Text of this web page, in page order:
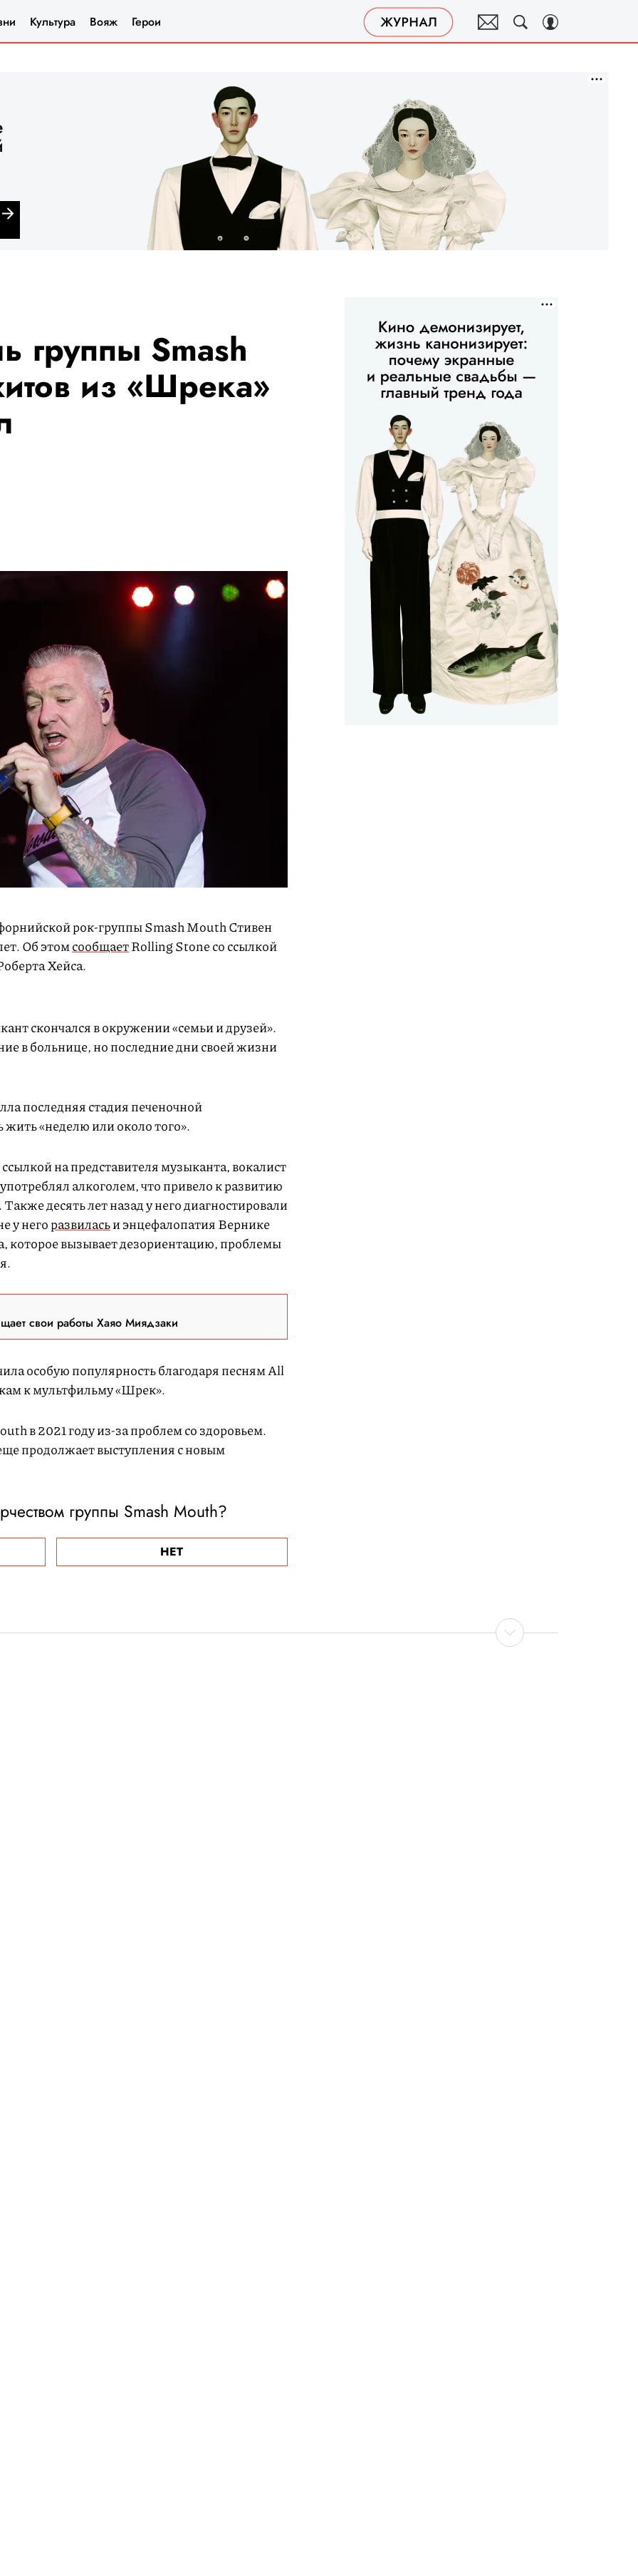
Культура Вояж Герои
группы Smash
из «Шрека»
рок-группы Smash Mouth Стивен
Об этомсообщаетRolling Stone со ссылкой
Хейса.
скончался в окружении «семьи и друзей».
в больнице, но последние дни своей жизни
последняя стадия печеночной
жить «неделю или около того».
на представителя музыканта, вокалист
алкоголем, что привело к развитию
десять лет назад у него диагностировали
у негоразвиласьи энцефалопатия Вернике
которое вызывает дезориентацию, проблемы
свои работы Хаяо Миядзаки
особую популярность благодаря песням All
к мультфильму «Шрек».
в 2021 году из-за проблем со здоровьем.
продолжает выступления с новым
группы Smash Mouth?
НЕТ